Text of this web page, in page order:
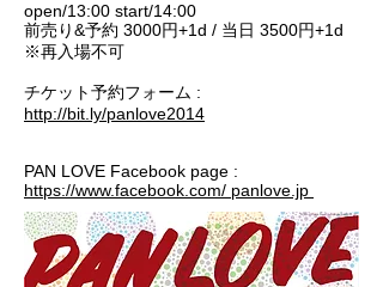
open/13:00 start/14:00
前売り&予約 3000円+1d / 当日 3500円+1d
※再入場不可
チケット予約フォーム :
http://bit.ly/panlove2014
PAN LOVE Facebook page :
https://www.facebook.com/ panlove.jp